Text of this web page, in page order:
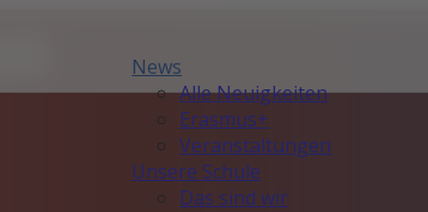
News
Alle Neuigkeiten
Erasmus+
Veranstaltungen
Unsere Schule
Das sind wir